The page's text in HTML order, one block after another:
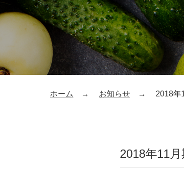
ホーム お知らせ 2018年
2018年11